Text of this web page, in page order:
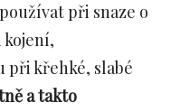
při snaze o
při křehké, slabé
a takto